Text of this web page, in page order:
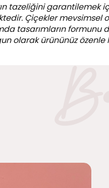
tazeliğini
Çiçekler mevsimsel
tasarımların formunu
olarak ürününüz özenle